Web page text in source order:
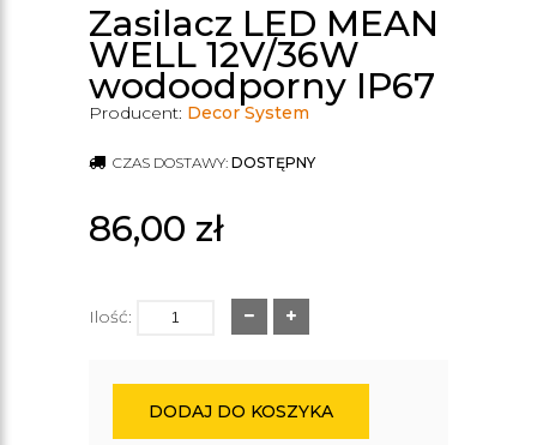
Zasilacz LED MEAN
WELL 12V/36W
wodoodporny IP67
Producent: Decor System
CZAS DOSTAWY: DOSTĘPNY
86,00 zł
Ilość:
DODAJ DO KOSZYKA